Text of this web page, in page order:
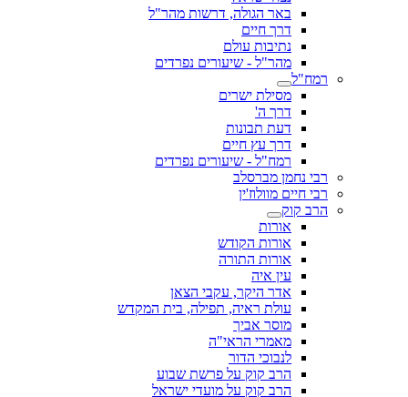
באר הגולה, דרשות מהר"ל
דרך חיים
נתיבות עולם
מהר"ל - שיעורים נפרדים
רמח"ל
מסילת ישרים
דרך ה'
דעת תבונות
דרך עץ חיים
רמח"ל - שיעורים נפרדים
רבי נחמן מברסלב
רבי חיים מוולוז'ין
הרב קוק
אורות
אורות הקודש
אורות התורה
עין איה
אדר היקר, עקבי הצאן
עולת ראיה, תפילה, בית המקדש
מוסר אביך
מאמרי הראי"ה
לנבוכי הדור
הרב קוק על פרשת שבוע
הרב קוק על מועדי ישראל